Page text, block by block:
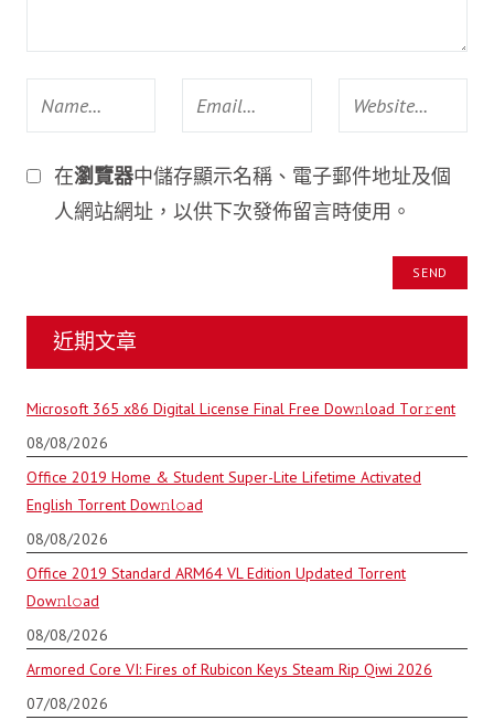
在瀏覽器中儲存顯示名稱、電子郵件地址及個
人網站網址，以供下次發佈留言時使用。
近期文章
Microsoft 365 x86 Digital License Final Frее Dow𝚗load Tоr𝚛ent
08/08/2026
Office 2019 Home & Student Super-Lite Lifetime Activated
English Torrent Dow𝚗l𝚘аd
08/08/2026
Office 2019 Standard ARM64 VL Edition Updated Torrent
Dow𝚗l𝚘аd
08/08/2026
Armored Core VI: Fires of Rubicon Keys Steam Rip Qiwi 2026
07/08/2026